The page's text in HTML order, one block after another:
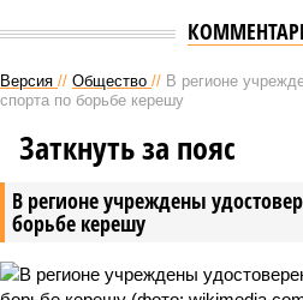
Версия // Общество // В регионе
спорта по борьбе керешу
В регионе учреждены
борьбе керешу
Заткнуть за пояс